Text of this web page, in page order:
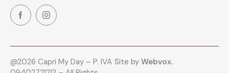
@2026 Capri My Day – P. IVA Site by Webvox.